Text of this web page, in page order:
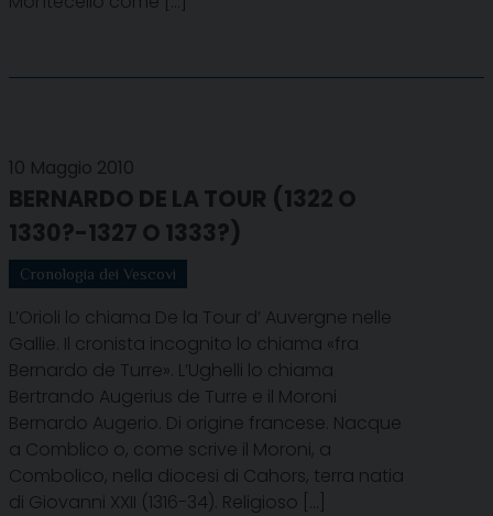
10 Maggio 2010
BERNARDO DE LA TOUR (1322 O
1330?-1327 O 1333?)
Cronologia dei Vescovi
L’Orioli lo chiama De la Tour d’ Auvergne nelle
Gallie. Il cronista incognito lo chiama «fra
Bernardo de Turre». L’Ughelli lo chiama
Bertrando Augerius de Turre e il Moroni
Bernardo Augerio. Di origine francese. Nacque
a Comblico o, come scrive il Moroni, a
Combolico, nella diocesi di Cahors, terra natia
di Giovanni XXII (1316-34). Religioso […]